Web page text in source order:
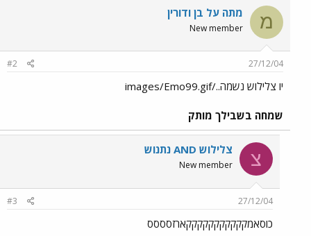
מ מתה על בן ודורין
New member
27/12/04
#2
יו צלילוש נשמה../images/Emo99.gif
שמחה בשבילך מותק
צ צלילוש AND נתנוש
New member
27/12/04
#3
כוסאמקקקקקקקקקקקארזסססס